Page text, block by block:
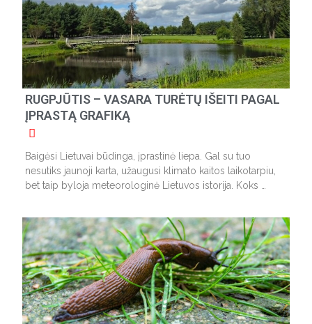
RUGPJŪTIS – VASARA TURĖTŲ IŠEITI PAGAL
ĮPRASTĄ GRAFIKĄ
Baigėsi Lietuvai būdinga, įprastinė liepa. Gal su tuo
nesutiks jaunoji karta, užaugusi klimato kaitos laikotarpiu,
bet taip byloja meteorologinė Lietuvos istorija. Koks …